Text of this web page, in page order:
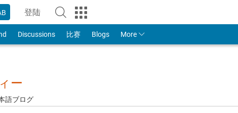
登陆
to Your MathWorks Account
Discussions 比赛 Blogs More
ー
語ブログ